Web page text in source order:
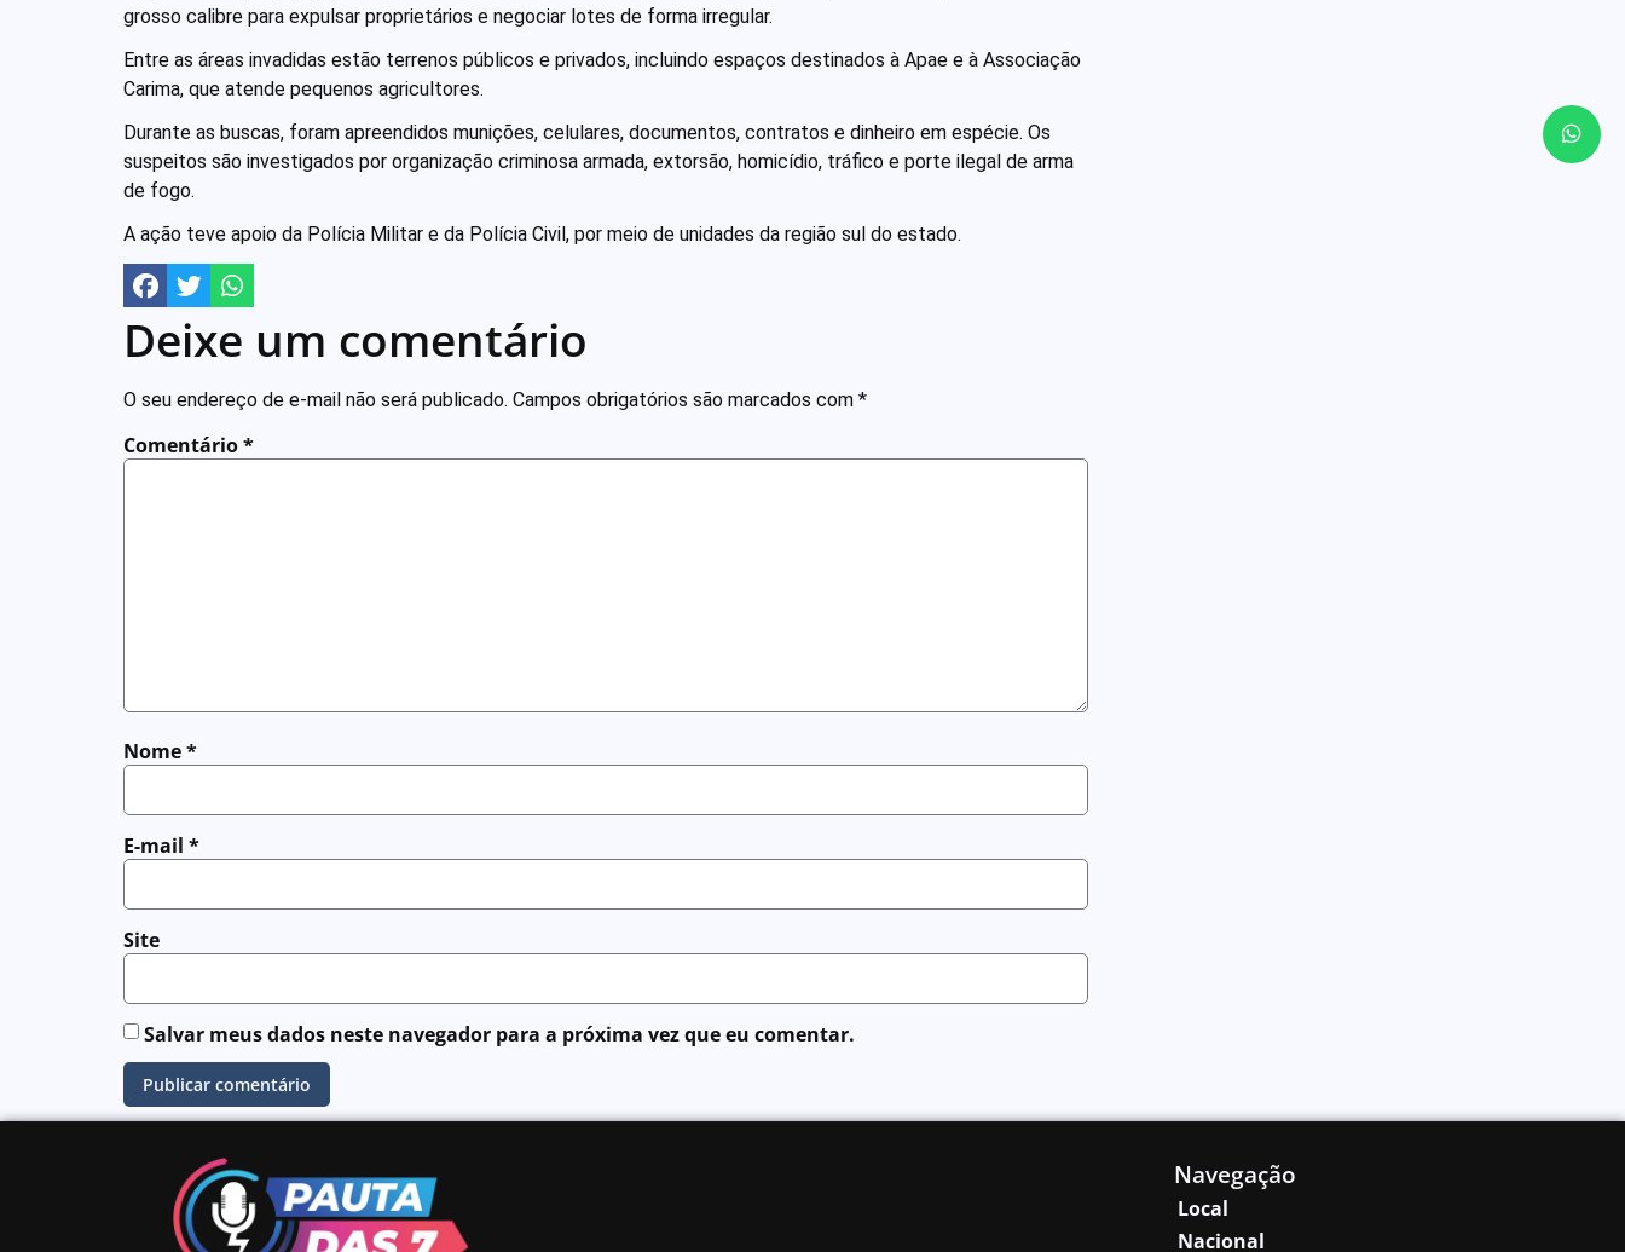
grosso calibre para expulsar proprietários e negociar lotes de forma irregular.
Entre as áreas invadidas estão terrenos públicos e privados, incluindo espaços destinados à Apae e à Associação
Carima, que atende pequenos agricultores.
Durante as buscas, foram apreendidos munições, celulares, documentos, contratos e dinheiro em espécie. Os
suspeitos são investigados por organização criminosa armada, extorsão, homicídio, tráfico e porte ilegal de arma
de fogo.
A ação teve apoio da Polícia Militar e da Polícia Civil, por meio de unidades da região sul do estado.
Deixe um comentário
O seu endereço de e-mail não será publicado. Campos obrigatórios são marcados com *
Comentário*
Nome*
E-mail *
Site
Salvar meus dados neste navegador para a próxima vez que eu comentar.
Navegação
Local
Nacional